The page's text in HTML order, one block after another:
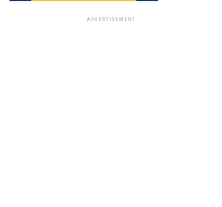
ADVERTISEMENT